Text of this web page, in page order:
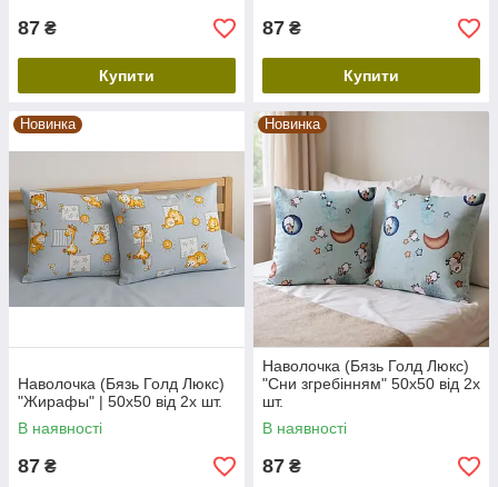
87 ₴
Купити
87 ₴
Купити
Новинка
Наволочка (Бязь Голд Люкс)
"Жирафы" | 50х50 від 2х шт.
В наявності
87 ₴
Новинка
Наволочка (Бязь Голд Люкс)
"Сни згребінням" 50х50 від 2х
шт.
В наявності
87 ₴